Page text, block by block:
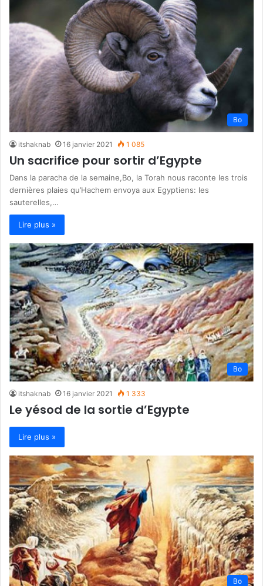
Bo
itshaknab 16 janvier 2021 1 085
Un sacrifice pour sortir d’Egypte
Dans la paracha de la semaine,Bo, la Torah nous raconte les trois
dernières plaies qu’Hachem envoya aux Egyptiens: les
sauterelles,…
Lire plus »
Bo
itshaknab 16 janvier 2021 1 333
Le yésod de la sortie d’Egypte
Lire plus »
Bo